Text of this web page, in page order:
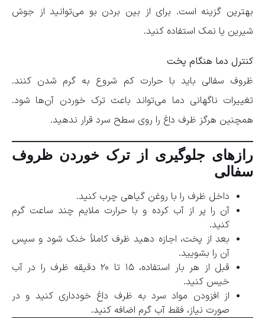
بهترین گزینه است. برای از بین بردن بو می‌توانید از جوش
شیرین یا نمک استفاده کنید.
کنترل دما هنگام پخت
ظروف سفالی باید با حرارت کم شروع به گرم شدن کنند.
تغییرات ناگهانی دما می‌تواند باعث ترک خوردن آن‌ها شود.
همچنین هرگز ظرف داغ را روی سطح سرد قرار ندهید.
رازهای جلوگیری از ترک خوردن ظروف
سفالی
داخل ظرف را با روغن گیاهی چرب کنید.
آن را پر از آب کرده و با حرارت ملایم چند ساعت گرم
کنید.
بعد از پخت، اجازه دهید ظرف کاملاً خنک شود و سپس
آن را بشویید.
قبل از هر بار استفاده، ۱۵ تا ۲۰ دقیقه ظرف را در آب
خیس کنید.
از افزودن مواد سرد به ظرف داغ خودداری کنید و در
صورت نیاز، فقط آب گرم اضافه کنید.